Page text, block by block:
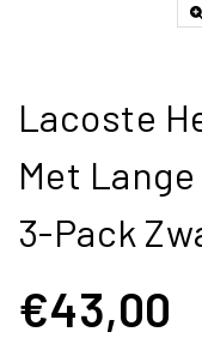
Lacoste
Met
3-Pack
€43,00